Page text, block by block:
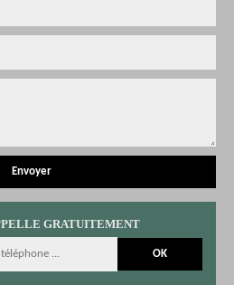
GRATUITEMENT